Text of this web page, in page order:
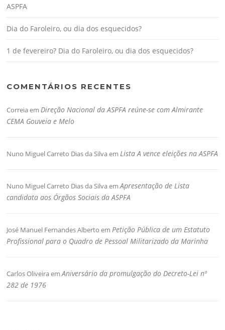
ASPFA
Dia do Faroleiro, ou dia dos esquecidos?
1 de fevereiro? Dia do Faroleiro, ou dia dos esquecidos?
COMENTÁRIOS RECENTES
CorreiaemDireção Nacional da ASPFA reúne-se com Almirante
CEMA Gouveia e Melo
Nuno Miguel Carreto Dias da SilvaemLista A vence eleições na ASPFA
Nuno Miguel Carreto Dias da SilvaemApresentação de Lista
candidata aos Órgãos Sociais da ASPFA
José Manuel Fernandes Alberto emPetição Pública de um Estatuto
Profissional para o Quadro de Pessoal Militarizado da Marinha
Carlos OliveiraemAniversário da promulgação do Decreto-Lei nº
282 de 1976